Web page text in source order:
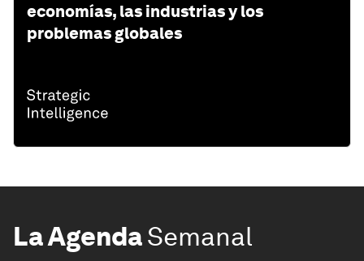
economías, las industrias y los
problemas globales
La AgendaSemanal